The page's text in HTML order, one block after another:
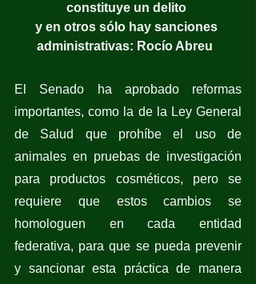
constituye un delito
y en otros sólo hay sanciones
administrativas: Rocío Abreu
El Senado ha aprobado reformas
importantes, como la de la Ley General
de Salud que prohíbe el uso de
animales en pruebas de investigación
para productos cosméticos, pero se
requiere que estos cambios se
homologuen en cada entidad
federativa, para que se pueda prevenir
y sancionar esta práctica de manera